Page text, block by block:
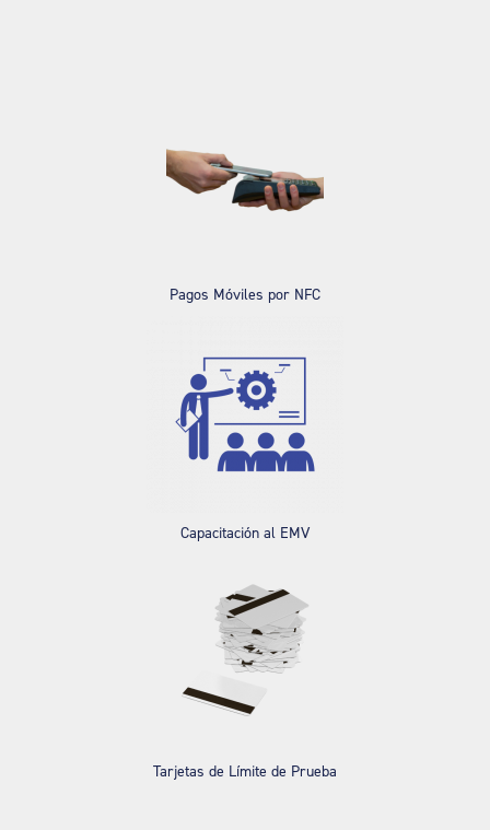
Pagos Móviles por NFC
Capacitación al EMV
Tarjetas de Límite de Prueba